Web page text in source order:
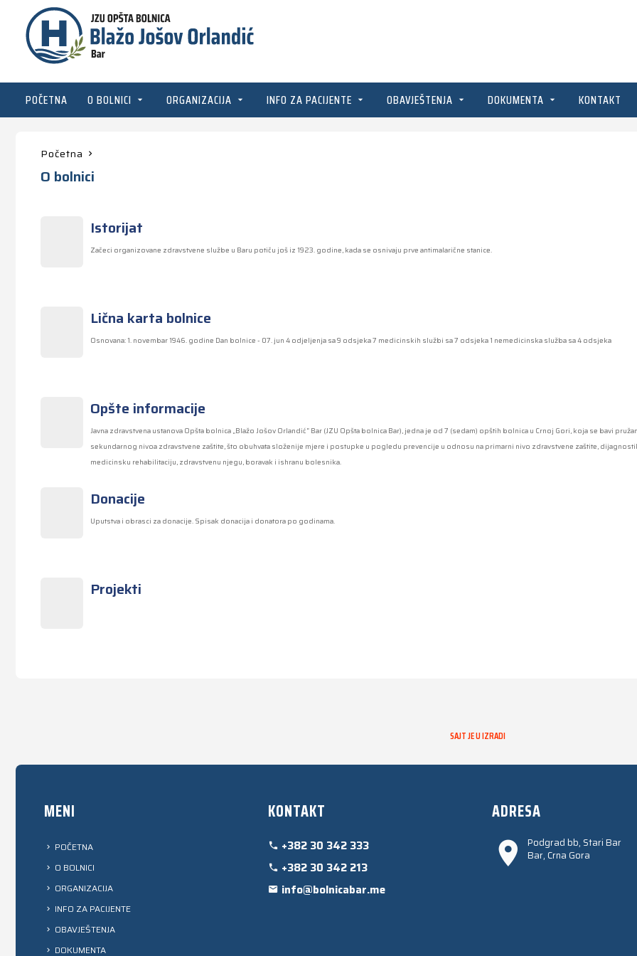
POČETNA O BOLNICI ORGANIZACIJA INFO ZA PACIJENTE OBAVJEŠTENJA DOKUMENTA KONTAKT
Početna
O bolnici
Istorijat
Začeci organizovane zdravstvene službe u Baru potiču još iz 1923. godine, kada se osnivaju prve antimalarične stanice.
Lična karta bolnice
Osnovana: 1. novembar 1946. godine Dan bolnice - 07. jun 4 odjeljenja sa 9 odsjeka 7 medicinskih službi sa 7 odsjeka 1 nemedicinska služba sa 4 odsjeka
Opšte informacije
Javna zdravstvena ustanova Opšta bolnica „Blažo Jošov Orlandić“ Bar (JZU Opšta bolnica Bar), jedna je od 7 (sedam) opštih bolnica u Crnoj Gori, koja se bavi
sekundarnog nivoa zdravstvene zaštite, što obuhvata složenije mjere i postupke u pogledu prevencije u odnosu na primarni nivo zdravstvene zaštite,
medicinsku rehabilitaciju, zdravstvenu njegu, boravak i ishranu bolesnika.
Donacije
Uputstva i obrasci za donacije. Spisak donacija i donatora po godinama.
Projekti
SAJT JE U IZRADI
MENI
POČETNA
O BOLNICI
ORGANIZACIJA
INFO ZA PACIJENTE
OBAVJEŠTENJA
DOKUMENTA
KONTAKT
+382 30 342 333
+382 30 342 213
info@bolnicabar.me
ADRESA
Podgrad bb, Stari Bar
Bar, Crna Gora